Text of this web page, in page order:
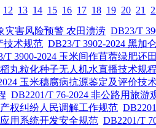
12 13 14 15 16 17 18 19 20 21
灾害风险预警 农田渍涝 DB23/T
技术规范 DB23/T 3902-2024 黑加
T 3900-2024 玉米间作苜蓿绿肥还
丸粒化种子无人机水直播技术规
玉米穗腐病抗源鉴定及评价技
DB2201/T 76-2024 非公路用旅
权纠纷人民调解工作规范
用系统开发安全规范 DB2201/T